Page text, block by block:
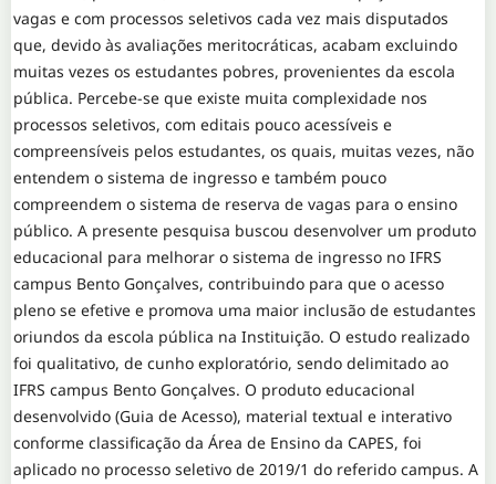
vagas e com processos seletivos cada vez mais disputados
que, devido às avaliações meritocráticas, acabam excluindo
muitas vezes os estudantes pobres, provenientes da escola
pública. Percebe-se que existe muita complexidade nos
processos seletivos, com editais pouco acessíveis e
compreensíveis pelos estudantes, os quais, muitas vezes, não
entendem o sistema de ingresso e também pouco
compreendem o sistema de reserva de vagas para o ensino
público. A presente pesquisa buscou desenvolver um produto
educacional para melhorar o sistema de ingresso no IFRS
campus Bento Gonçalves, contribuindo para que o acesso
pleno se efetive e promova uma maior inclusão de estudantes
oriundos da escola pública na Instituição. O estudo realizado
foi qualitativo, de cunho exploratório, sendo delimitado ao
IFRS campus Bento Gonçalves. O produto educacional
desenvolvido (Guia de Acesso), material textual e interativo
conforme classificação da Área de Ensino da CAPES, foi
aplicado no processo seletivo de 2019/1 do referido campus. A